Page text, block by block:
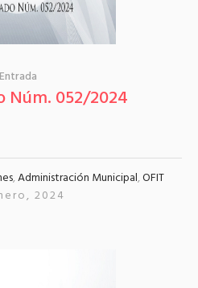
Entrada
Núm. 052/2024
,Administración Municipal,OFIT
2024